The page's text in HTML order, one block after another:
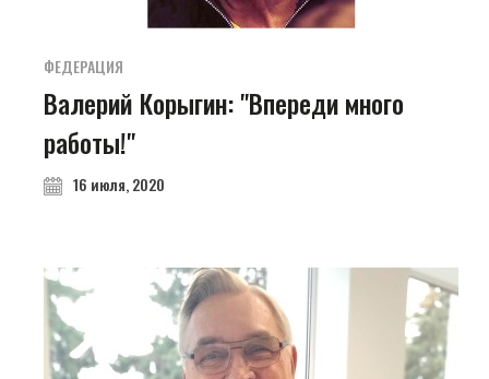
ФЕДЕРАЦИЯ
Валерий Корыгин: "Впереди много
работы!"
16 июля, 2020